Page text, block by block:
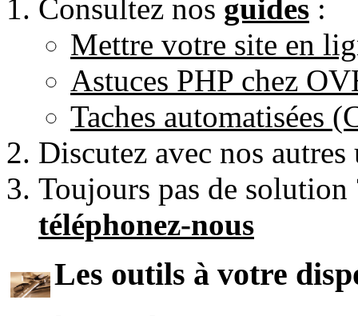
Consultez nos guides :
Mettre votre site en
Astuces PHP chez
Taches automatisées
Discutez avec nos
Toujours pas de
téléphonez-nous
Les outils à votre